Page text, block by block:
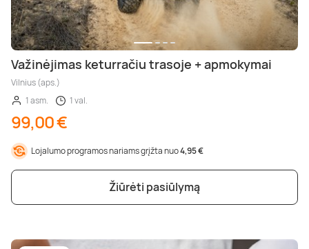
Važinėjimas keturračiu trasoje + apmokymai
Vilnius (aps.)
1 asm.
1 val.
99,00 €
Lojalumo programos nariams grįžta nuo4,95 €
Žiūrėti pasiūlymą